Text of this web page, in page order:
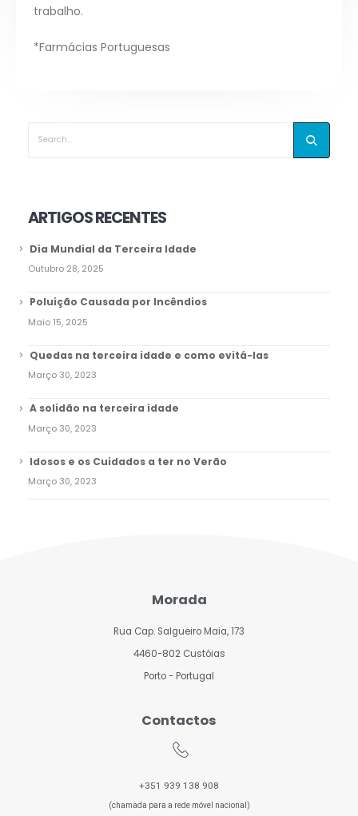
trabalho.
*Farmácias Portuguesas
ARTIGOS RECENTES
Dia Mundial da Terceira Idade
Outubro 28, 2025
Poluição Causada por Incêndios
Maio 15, 2025
Quedas na terceira idade e como evitá-las
Março 30, 2023
A solidão na terceira idade
Março 30, 2023
Idosos e os Cuidados a ter no Verão
Março 30, 2023
Morada
Rua Cap. Salgueiro Maia, 173
4460-802 Custóias
Porto - Portugal
Contactos
+351 939 138 908
(chamada para a rede móvel nacional)